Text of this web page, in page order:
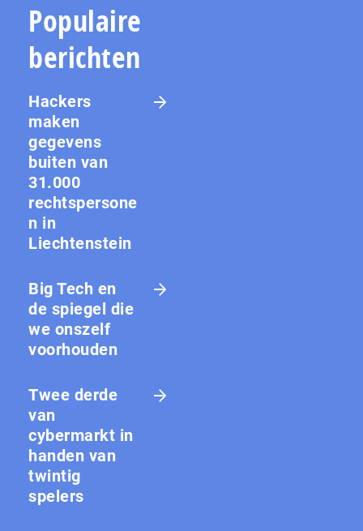
Populaire
berichten
Hackers
maken
gegevens
buiten van
31.000
rechtspersone
n in
Liechtenstein
Big Tech en
de spiegel die
we onszelf
voorhouden
Twee derde
van
cybermarkt in
handen van
twintig
spelers